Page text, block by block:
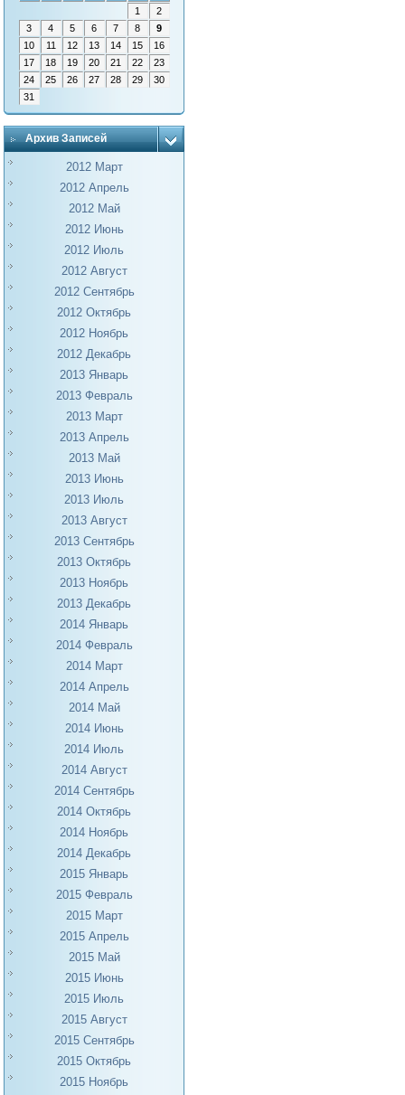
1
2
3
4 5 6 7 8
9
10
11 12 13 14 15
16
17
18 19 20 21 22
23
24
25 26 27 28 29
30
31
Архив Записей
2012 Март
2012 Апрель
2012 Май
2012 Июнь
2012 Июль
2012 Август
2012 Сентябрь
2012 Октябрь
2012 Ноябрь
2012 Декабрь
2013 Январь
2013 Февраль
2013 Март
2013 Апрель
2013 Май
2013 Июнь
2013 Июль
2013 Август
2013 Сентябрь
2013 Октябрь
2013 Ноябрь
2013 Декабрь
2014 Январь
2014 Февраль
2014 Март
2014 Апрель
2014 Май
2014 Июнь
2014 Июль
2014 Август
2014 Сентябрь
2014 Октябрь
2014 Ноябрь
2014 Декабрь
2015 Январь
2015 Февраль
2015 Март
2015 Апрель
2015 Май
2015 Июнь
2015 Июль
2015 Август
2015 Сентябрь
2015 Октябрь
2015 Ноябрь